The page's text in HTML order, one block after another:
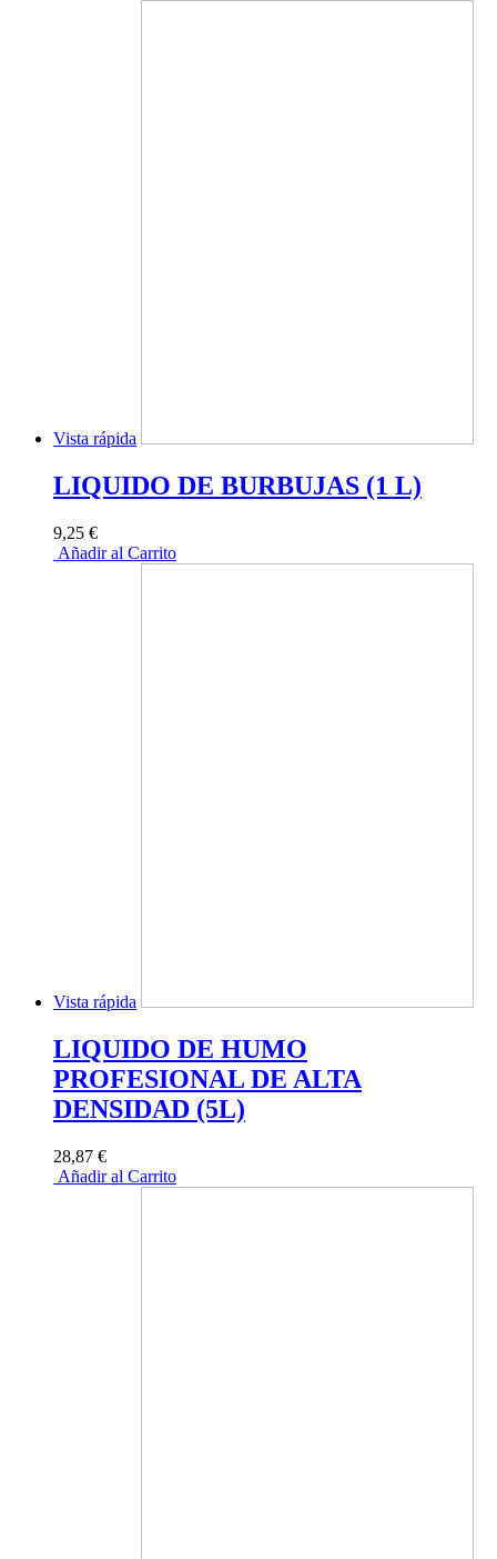
Vista rápida
LIQUIDO DE BURBUJAS (1 L)
9,25 €
Añadir al Carrito
Vista rápida
LIQUIDO DE HUMO
PROFESIONAL DE ALTA
DENSIDAD (5L)
28,87 €
Añadir al Carrito